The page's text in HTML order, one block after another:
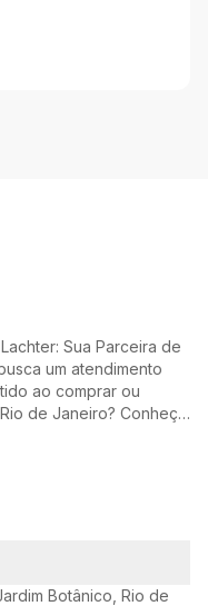
Sua Parceira de
ao comprar ou
de Janeiro? Conheça
Botânico, Rio de